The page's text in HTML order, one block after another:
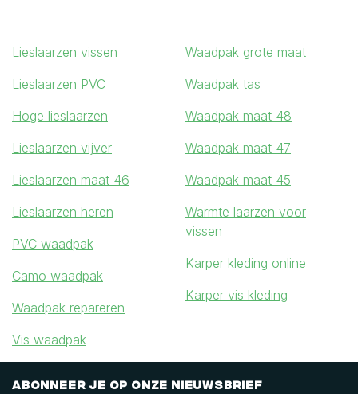
Lieslaarzen vissen
Lieslaarzen PVC
Hoge lieslaarzen
Lieslaarzen vijver
Lieslaarzen maat 46
Lieslaarzen heren
PVC waadpak
Camo waadpak
Waadpak repareren
Vis waadpak
Waadpak grote maat
Waadpak tas
Waadpak maat 48
Waadpak maat 47
Waadpak maat 45
Warmte laarzen voor
vissen
Karper kleding online
Karper vis kleding
Abonneer je op onze nieuwsbrief